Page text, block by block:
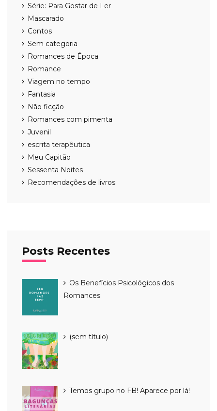
Série: Para Gostar de Ler
Mascarado
Contos
Sem categoria
Romances de Época
Romance
Viagem no tempo
Fantasia
Não ficção
Romances com pimenta
Juvenil
escrita terapêutica
Meu Capitão
Sessenta Noites
Recomendações de livros
Posts Recentes
Os Benefícios Psicológicos dos
Romances
(sem título)Post
Temos grupo no FB! Aparece por lá!